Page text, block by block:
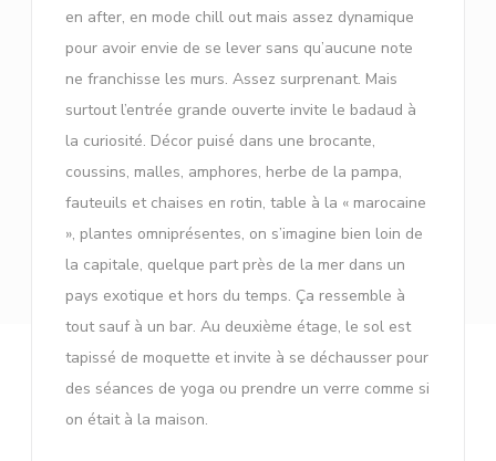
en after, en mode chill out mais assez dynamique
pour avoir envie de se lever sans qu’aucune note
ne franchisse les murs. Assez surprenant. Mais
surtout l’entrée grande ouverte invite le badaud à
la curiosité. Décor puisé dans une brocante,
coussins, malles, amphores, herbe de la pampa,
fauteuils et chaises en rotin, table à la « marocaine
», plantes omniprésentes, on s’imagine bien loin de
la capitale, quelque part près de la mer dans un
pays exotique et hors du temps. Ça ressemble à
tout sauf à un bar. Au deuxième étage, le sol est
tapissé de moquette et invite à se déchausser pour
des séances de yoga ou prendre un verre comme si
on était à la maison.